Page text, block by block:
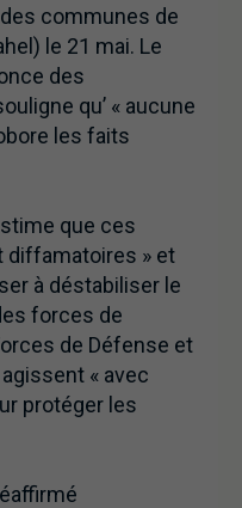
communes de
le 21 mai. Le
des
qu’ « aucune
les faits
que ces
diffamatoires » et
à déstabiliser le
forces de
de Défense et
« avec
protéger les